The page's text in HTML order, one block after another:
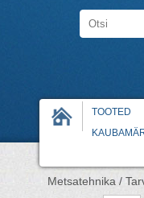
TOOTED
Metsatehnika /